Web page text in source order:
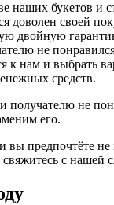
наших букетов и
доволен своей
двойную
не понравился
к нам и выбрать
средств.
получателю не
его.
вы предпочтёте не
свяжитесь с нашей